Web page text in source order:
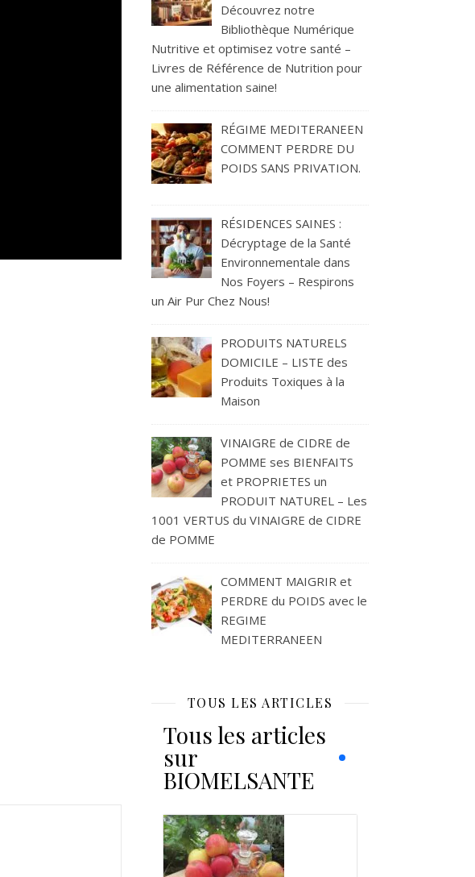
Découvrez notre
Bibliothèque Numérique
Nutritive et optimisez votre santé –
Livres de Référence de Nutrition pour
une alimentation saine!
RÉGIME MEDITERANEEN
COMMENT PERDRE DU
POIDS SANS PRIVATION.
RÉSIDENCES SAINES :
Décryptage de la Santé
Environnementale dans
Nos Foyers – Respirons
un Air Pur Chez Nous!
PRODUITS NATURELS
DOMICILE – LISTE des
Produits Toxiques à la
Maison
VINAIGRE de CIDRE de
POMME ses BIENFAITS
et PROPRIETES un
PRODUIT NATUREL – Les
1001 VERTUS du VINAIGRE de CIDRE
de POMME
COMMENT MAIGRIR et
PERDRE du POIDS avec le
REGIME
MEDITERRANEEN
TOUS LES ARTICLES
Tous les articles
sur
BIOMELSANTE